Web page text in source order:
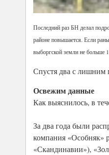
Последний раз БН делал
районе повышается. Если
выборгской земли не больше
Спустя два с лишним
Освежим данные
Как выяснилось, в
За два года были
компания «Особняк»
«Скандинавии»),